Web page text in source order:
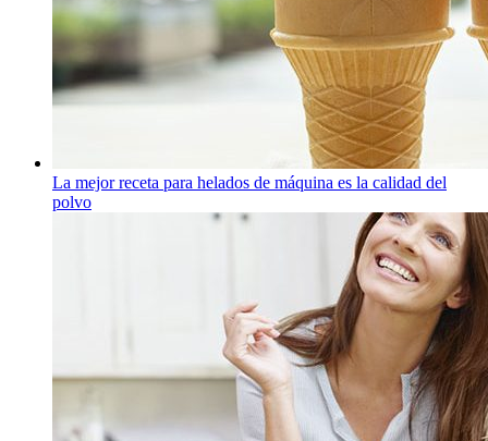
La mejor receta para helados de máquina es la calidad del
polvo